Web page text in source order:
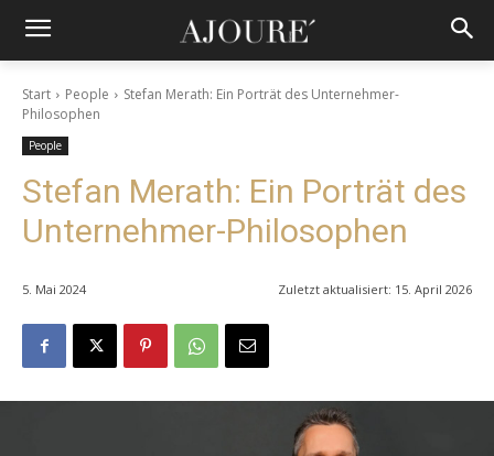
Start People
Stefan Merath: Ein Porträt des Unternehmer-
Philosophen
People
Stefan Merath: Ein Porträt des
Unternehmer-Philosophen
5. Mai 2024 Zuletzt aktualisiert: 15. April 2026